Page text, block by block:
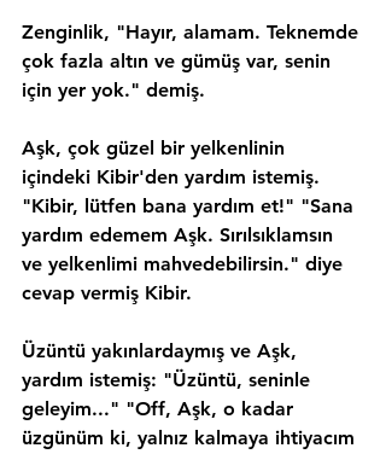
Zenginlik, "Hayır, alamam. Teknemde
çok fazla altın ve gümüş var, senin
için yer yok." demiş.
Aşk, çok güzel bir yelkenlinin
içindeki Kibir'den yardım istemiş.
"Kibir, lütfen bana yardım et!" "Sana
yardım edemem Aşk. Sırılsıklamsın
ve yelkenlimi mahvedebilirsin." diye
cevap vermiş Kibir.
Üzüntü yakınlardaymış ve Aşk,
yardım istemiş: "Üzüntü, seninle
geleyim..." "Off, Aşk, o kadar
üzgünüm ki, yalnız kalmaya ihtiyacım